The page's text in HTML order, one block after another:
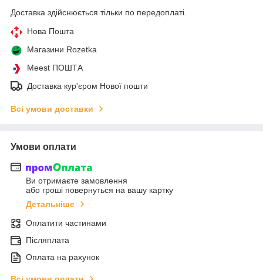
Доставка здійснюється тільки по передоплаті.
Нова Пошта
Магазини Rozetka
Meest ПОШТА
Доставка кур'єром Нової пошти
Всі умови доставки
Умови оплати
Ви отримаєте замовлення
або гроші повернуться на вашу картку
Детальніше
Оплатити частинами
Післяплата
Оплата на рахунок